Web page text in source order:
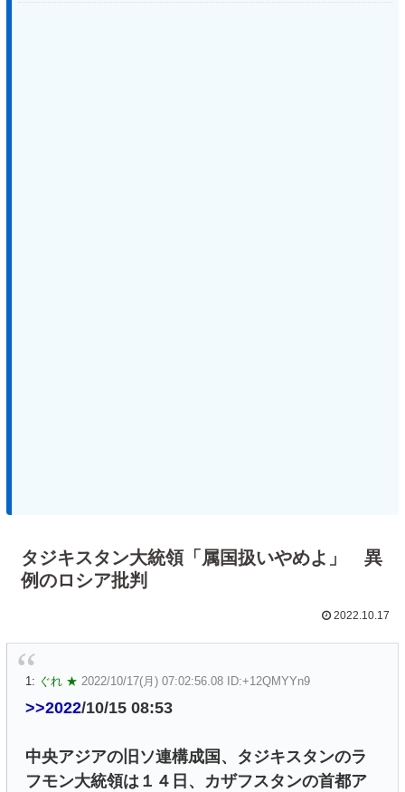
る
タジキスタン大統領「属国扱いやめよ」 異
例のロシア批判
2022.10.17
1: ぐれ ★ 2022/10/17(月) 07:02:56.08 ID:+12QMYYn9
>>2022/10/15 08:53
中央アジアの旧ソ連構成国、タジキスタンのラ
フモン大統領は１４日、カザフスタンの首都ア